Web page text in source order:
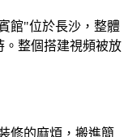
館"位於長沙，整體
。整個搭建視頻被放
的麻煩，搬進簡